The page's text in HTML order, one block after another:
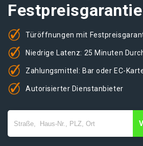
Festpreisgarantie
Türöffnungen mit
Niedrige Latenz: 25 Minuten
Zahlungsmittel: Bar oder EC-
Autorisierter Dienstanbieter